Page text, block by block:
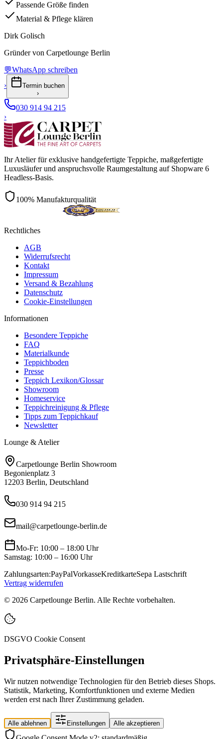
Passende Größe finden
Material & Pflege klären
Dirk Golisch
Gründer von Carpetlounge Berlin
💬WhatsApp schreiben
›
Termin buchen
›
030 914 94 215
›
Ihr Atelier für exklusive handgefertigte Teppiche, maßgefertigte
Luxusläufer und anspruchsvolle Raumgestaltung auf Shopware 6
Headless-Basis.
100% Manufakturqualität
Rechtliches
AGB
Widerrufsrecht
Kontakt
Impressum
Versand & Bezahlung
Datenschutz
Cookie-Einstellungen
Informationen
Besondere Teppiche
FAQ
Materialkunde
Teppichboden
Presse
Teppich Lexikon/Glossar
Showroom
Homeservice
Teppichreinigung & Pflege
Tipps zum Teppichkauf
Newsletter
Lounge & Atelier
Carpetlounge Berlin Showroom
Begonienplatz 3
12203 Berlin, Deutschland
030 914 94 215
mail@carpetlounge-berlin.de
Mo-Fr: 10:00 – 18:00 Uhr
Samstag: 10:00 – 16:00 Uhr
Zahlungsarten:PayPalVorkasseKreditkarteSepa Lastschrift
Vertrag widerrufen
© 2026 Carpetlounge Berlin. Alle Rechte vorbehalten.
DSGVO Cookie Consent
Privatsphäre-Einstellungen
Wir nutzen notwendige Technologien für den Betrieb dieses Shops.
Statistik, Marketing, Komfortfunktionen und externe Medien
werden erst nach Ihrer Zustimmung geladen.
Alle ablehnen Einstellungen Alle akzeptieren